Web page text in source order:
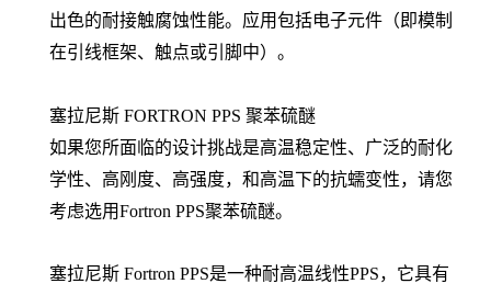
出色的耐接触腐蚀性能。应用包括电子元件（即模制
在引线框架、触点或引脚中）。
塞拉尼斯 FORTRON PPS 聚苯硫醚
如果您所面临的设计挑战是高温稳定性、广泛的耐化
学性、高刚度、高强度，和高温下的抗蠕变性，请您
考虑选用Fortron PPS聚苯硫醚。
塞拉尼斯 Fortron PPS是一种耐高温线性PPS，它具有